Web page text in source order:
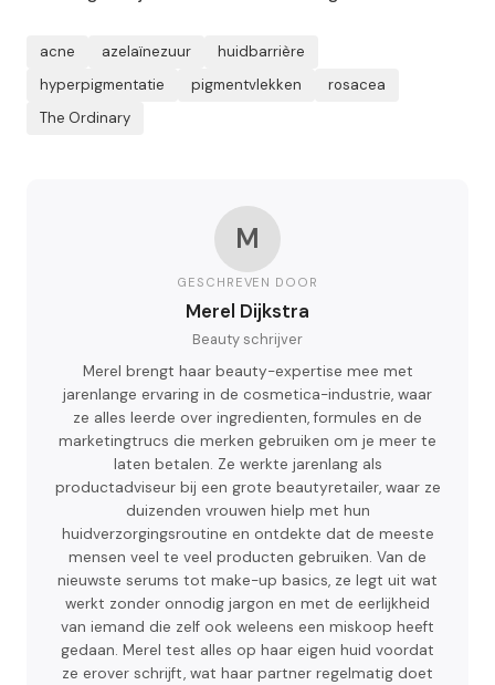
acne azelaïnezuur
huidbarrière
hyperpigmentatie
pigmentvlekken
rosacea
The Ordinary
M
GESCHREVEN DOOR
Merel Dijkstra
Beauty schrijver
Merel brengt haar beauty-expertise mee met
jarenlange ervaring in de cosmetica-industrie, waar
ze alles leerde over ingredienten, formules en de
marketingtrucs die merken gebruiken om je meer te
laten betalen. Ze werkte jarenlang als
productadviseur bij een grote beautyretailer, waar ze
duizenden vrouwen hielp met hun
huidverzorgingsroutine en ontdekte dat de meeste
mensen veel te veel producten gebruiken. Van de
nieuwste serums tot make-up basics, ze legt uit wat
werkt zonder onnodig jargon en met de eerlijkheid
van iemand die zelf ook weleens een miskoop heeft
gedaan. Merel test alles op haar eigen huid voordat
ze erover schrijft, wat haar partner regelmatig doet